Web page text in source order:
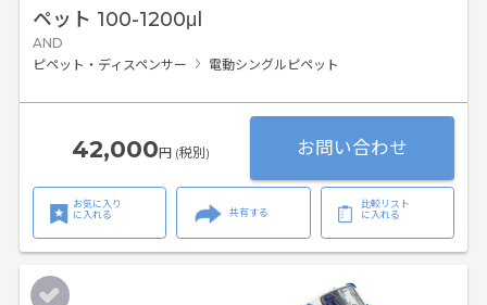
ペット 100-1200μl
AND
ピペット・ディスペンサー
電動シングルピペット
42,000円 (税別) お問い合わせ
お気に入り
に入れる
共有する
比較リスト
に入れる